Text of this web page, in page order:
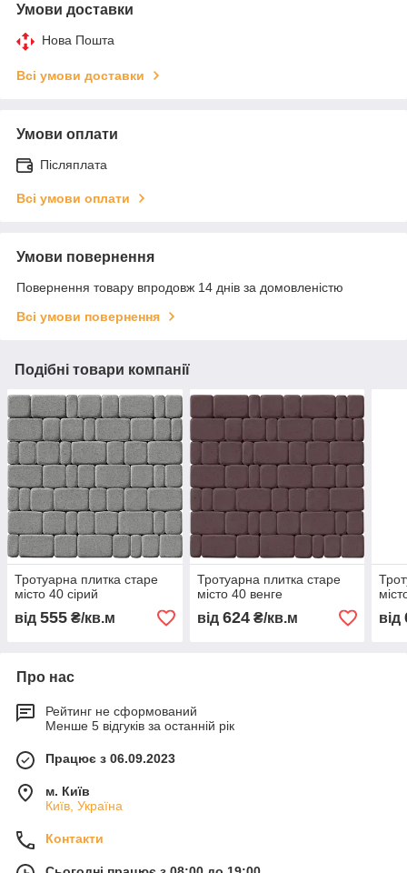
Умови доставки
Нова Пошта
Всі умови доставки
Умови оплати
Післяплата
Всі умови оплати
Умови повернення
Повернення товару впродовж 14 днів за домовленістю
Всі умови повернення
Подібні товари компанії
Тротуарна плитка старе
місто 40 сірий
від 555 ₴/кв.м
Тротуарна плитка старе
місто 40 венге
від 624₴/кв.м від
Про нас
Рейтинг не сформований
Менше 5 відгуків за останній рік
Працює з 06.09.2023
м. Київ
Київ, Україна
Контакти